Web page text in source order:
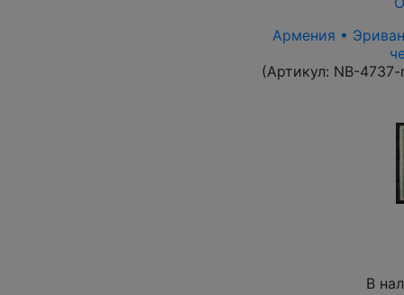
Армения •
(Артикул: NB-4737-
В